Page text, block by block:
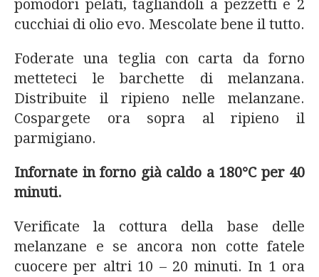
pomodori pelati, tagliandoli a pezzetti e 2
cucchiai di olio evo. Mescolate bene il tutto.
Foderate una teglia con carta da forno
metteteci le barchette di melanzana.
Distribuite il ripieno nelle melanzane.
Cospargete ora sopra al ripieno il
parmigiano.
Infornate in forno già caldo a 180°C per 40
minuti.
Verificate la cottura della base delle
melanzane e se ancora non cotte fatele
cuocere per altri 10 – 20 minuti. In 1 ora